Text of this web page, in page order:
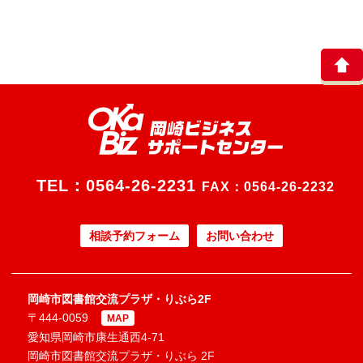
TEL： 0564-26-2231 FAX：0564-26-2232
相談予約フォーム お問い合わせ
岡崎市図書館交流プラザ・りぶら2F
〒444-0059
MAP
愛知県岡崎市康生通西4-71
岡崎市図書館交流プラザ・りぶら 2F